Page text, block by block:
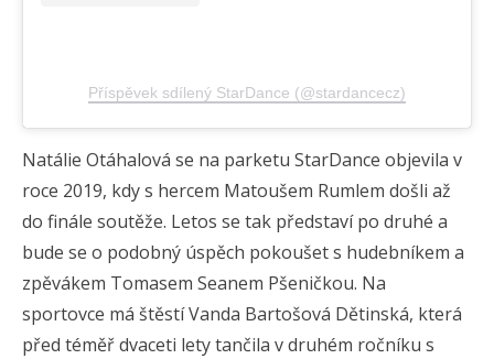
Příspěvek sdílený StarDance (@stardancecz)
Natálie Otáhalová se na parketu StarDance objevila v
roce 2019, kdy s hercem Matoušem Rumlem došli až
do finále soutěže. Letos se tak představí po druhé a
bude se o podobný úspěch pokoušet s hudebníkem a
zpěvákem Tomasem Seanem Pšeničkou. Na
sportovce má štěstí Vanda Bartošová Dětinská, která
před téměř dvaceti lety tančila v druhém ročníku s